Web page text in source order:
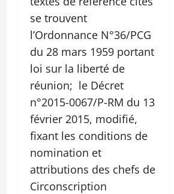
se trouvent
l’Ordonnance N°36/PCG
du 28 mars 1959 portant
loi sur la liberté de
réunion; le Décret
n°2015-0067/P-RM du 13
février 2015, modifié,
fixant les conditions de
nomination et
attributions des chefs de
Circonscription